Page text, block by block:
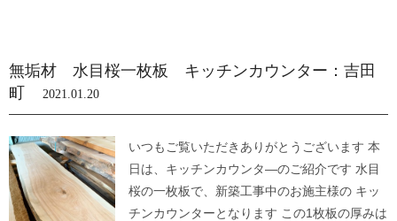
無垢材 水目桜一枚板 キッチンカウンター：吉田
町
2021.01.20
いつもご覧いただきありがとうございます 本
日は、キッチンカウンタ―のご紹介です 水目
桜の一枚板で、新築工事中のお施主様の キッ
チンカウンターとなります この1枚板の厚みは